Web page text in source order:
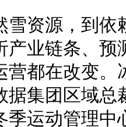
源，到依赖
产业链条、
营都在改变
据集团区域
季运动管理